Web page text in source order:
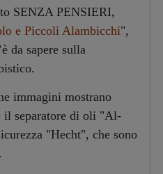
SENZA PENSIERI,
e Piccoli Alambicchi",
da sapere sulla
immagini mostrano
il separatore di oli "Al-
"Hecht", che sono